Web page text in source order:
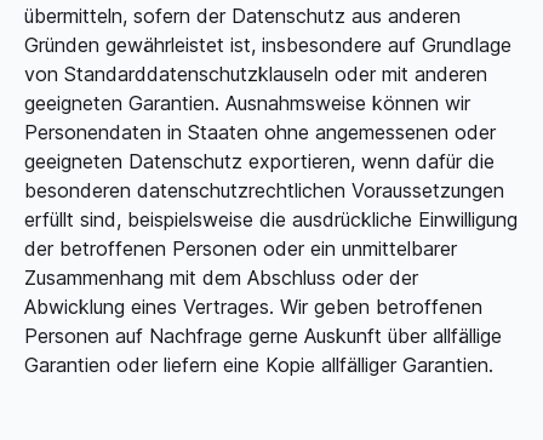
übermitteln, sofern der Datenschutz aus anderen
Gründen gewährleistet ist, insbesondere auf Grundlage
von Standard­datenschutzklauseln oder mit anderen
geeigneten Garantien. Ausnahmsweise können wir
Personendaten in Staaten ohne angemessenen oder
geeigneten Datenschutz exportieren, wenn dafür die
besonderen datenschutz­rechtlichen Voraussetzungen
erfüllt sind, beispielsweise die ausdrückliche Einwilligung
der betroffenen Personen oder ein unmittelbarer
Zusammenhang mit dem Abschluss oder der
Abwicklung eines Vertrages. Wir geben betroffenen
Personen auf Nachfrage gerne Auskunft über allfällige
Garantien oder liefern eine Kopie allfälliger Garantien.